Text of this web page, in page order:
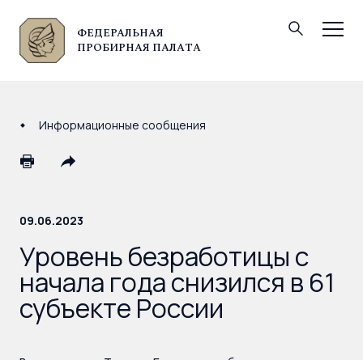
ФЕДЕРАЛЬНАЯ
ПРОБИРНАЯ ПАЛАТА
© Федеральная пробирная палата, 2026
Информационные сообщения
09.06.2023
Уровень безработицы с
начала года снизился в 61
субъекте России